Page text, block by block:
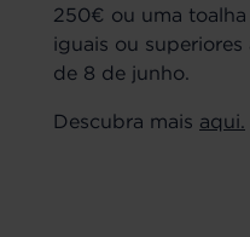
250€ ou uma
iguais ou
de 8 de junho.
Descubra mais aqui.